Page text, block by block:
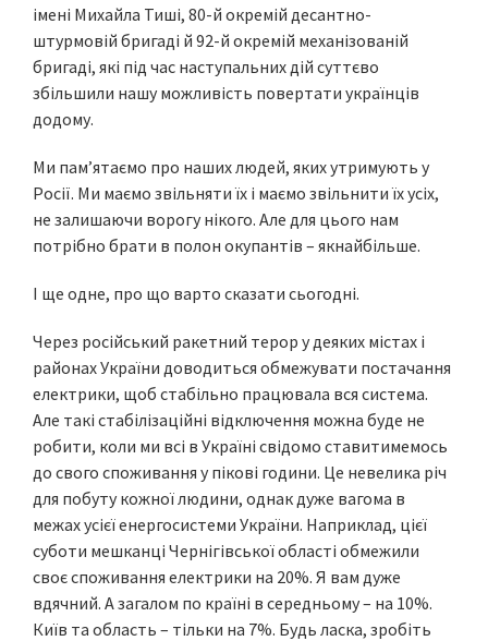
імені Михайла Тиші, 80-й окремій десантно-
штурмовій бригаді й 92-й окремій механізованій
бригаді, які під час наступальних дій суттєво
збільшили нашу можливість повертати українців
додому.
Ми пам’ятаємо про наших людей, яких утримують у
Росії. Ми маємо звільняти їх і маємо звільнити їх усіх,
не залишаючи ворогу нікого. Але для цього нам
потрібно брати в полон окупантів – якнайбільше.
І ще одне, про що варто сказати сьогодні.
Через російський ракетний терор у деяких містах і
районах України доводиться обмежувати постачання
електрики, щоб стабільно працювала вся система.
Але такі стабілізаційні відключення можна буде не
робити, коли ми всі в Україні свідомо ставитимемось
до свого споживання у пікові години. Це невелика річ
для побуту кожної людини, однак дуже вагома в
межах усієї енергосистеми України. Наприклад, цієї
суботи мешканці Чернігівської області обмежили
своє споживання електрики на 20%. Я вам дуже
вдячний. А загалом по країні в середньому – на 10%.
Київ та область – тільки на 7%. Будь ласка, зробіть